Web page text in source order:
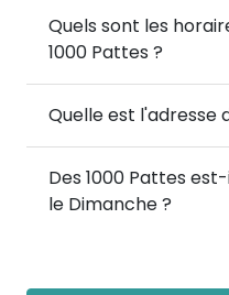
Quels sont les
1000 Pattes ?
Quelle est l'adresse
Des 1000 Pattes
le Dimanche ?